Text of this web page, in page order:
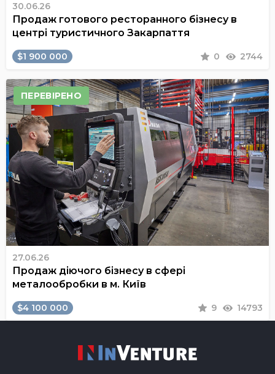
30.06.26
Продаж готового ресторанного бізнесу в
центрі туристичного Закарпаття
$1 900 000 0 2744
ПЕРЕВІРЕНО
27.06.26
Продаж діючого бізнесу в сфері
металообробки в м. Київ
$4 100 000 9 14793